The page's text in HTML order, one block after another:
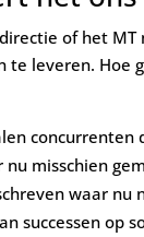
of het
te leveren. Hoe
concurrenten
misschien
waar nu
successen op